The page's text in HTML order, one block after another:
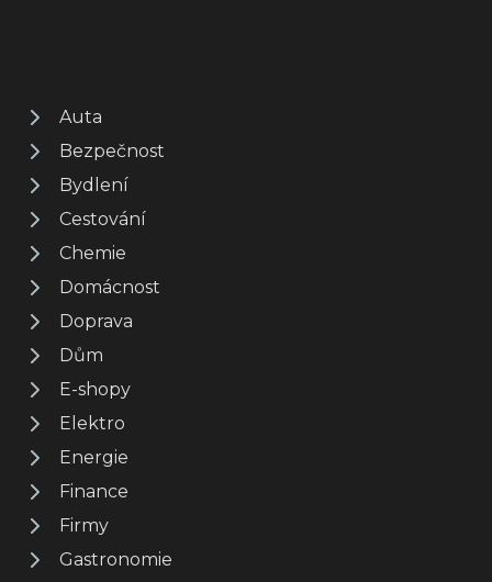
Auta
Bezpečnost
Bydlení
Cestování
Chemie
Domácnost
Doprava
Dům
E-shopy
Elektro
Energie
Finance
Firmy
Gastronomie